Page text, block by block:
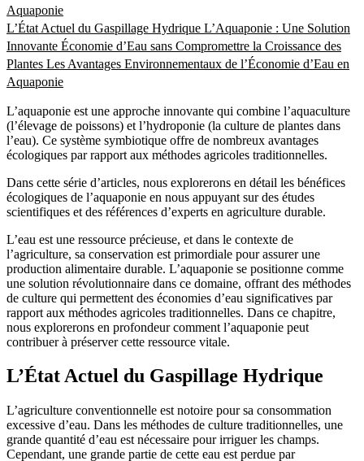
Aquaponie
L’État Actuel du Gaspillage Hydrique L’Aquaponie : Une Solution
Innovante Économie d’Eau sans Compromettre la Croissance des
Plantes Les Avantages Environnementaux de l’Économie d’Eau en
Aquaponie
L’aquaponie est une approche innovante qui combine l’aquaculture
(l’élevage de poissons) et l’hydroponie (la culture de plantes dans
l’eau). Ce système symbiotique offre de nombreux avantages
écologiques par rapport aux méthodes agricoles traditionnelles.
Dans cette série d’articles, nous explorerons en détail les bénéfices
écologiques de l’aquaponie en nous appuyant sur des études
scientifiques et des références d’experts en agriculture durable.
L’eau est une ressource précieuse, et dans le contexte de
l’agriculture, sa conservation est primordiale pour assurer une
production alimentaire durable. L’aquaponie se positionne comme
une solution révolutionnaire dans ce domaine, offrant des méthodes
de culture qui permettent des économies d’eau significatives par
rapport aux méthodes agricoles traditionnelles. Dans ce chapitre,
nous explorerons en profondeur comment l’aquaponie peut
contribuer à préserver cette ressource vitale.
L’État Actuel du Gaspillage Hydrique
L’agriculture conventionnelle est notoire pour sa consommation
excessive d’eau. Dans les méthodes de culture traditionnelles, une
grande quantité d’eau est nécessaire pour irriguer les champs.
Cependant, une grande partie de cette eau est perdue par